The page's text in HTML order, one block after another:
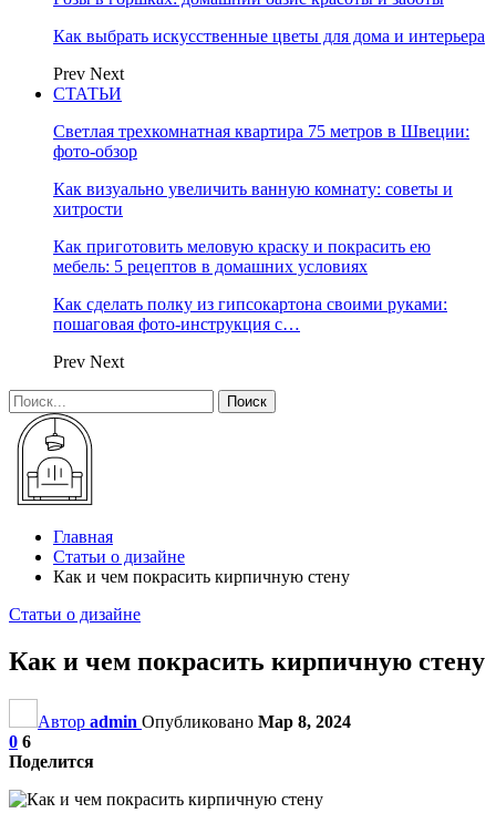
Как выбрать искусственные цветы для дома и интерьера
Prev Next
СТАТЬИ
Светлая трехкомнатная квартира 75 метров в Швеции:
фото-обзор
Как визуально увеличить ванную комнату: советы и
хитрости
Как приготовить меловую краску и покрасить ею
мебель: 5 рецептов в домашних условиях
Как сделать полку из гипсокартона своими руками:
пошаговая фото-инструкция с…
Prev Next
Главная
Статьи о дизайне
Как и чем покрасить кирпичную стену
Статьи о дизайне
Как и чем покрасить кирпичную стену
Автор admin Опубликовано Мар 8, 2024
0 6
Поделится